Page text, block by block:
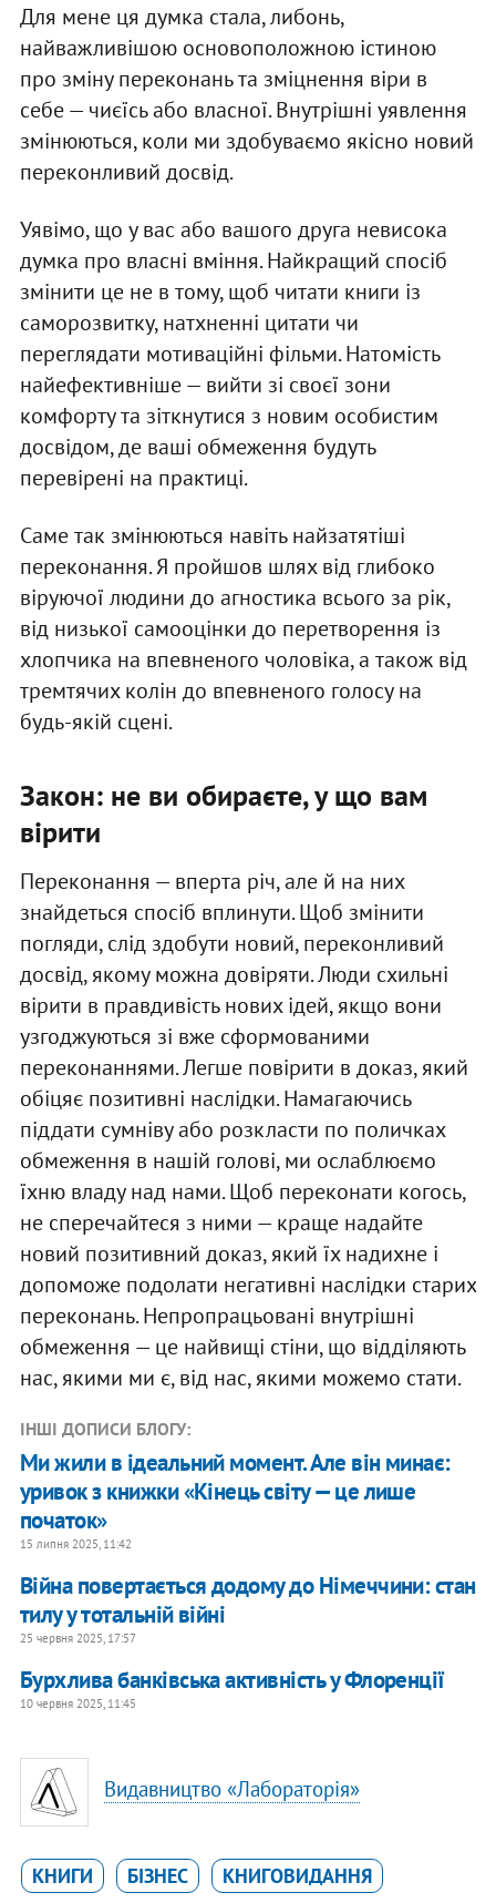
Для мене ця думка стала, либонь,
найважливішою основоположною істиною
про зміну переконань та зміцнення віри в
себе — чиєїсь або власної. Внутрішні уявлення
змінюються, коли ми здобуваємо якісно новий
переконливий досвід.
Уявімо, що у вас або вашого друга невисока
думка про власні вміння. Найкращий спосіб
змінити це не в тому, щоб читати книги із
саморозвитку, натхненні цитати чи
переглядати мотиваційні фільми. Натомість
найефективніше — вийти зі своєї зони
комфорту та зіткнутися з новим особистим
досвідом, де ваші обмеження будуть
перевірені на практиці.
Саме так змінюються навіть найзатятіші
переконання. Я пройшов шлях від глибоко
віруючої людини до агностика всього за рік,
від низької самооцінки до перетворення із
хлопчика на впевненого чоловіка, а також від
тремтячих колін до впевненого голосу на
будь-якій сцені.
Закон: не ви обираєте, у що вам
вірити
Переконання — вперта річ, але й на них
знайдеться спосіб вплинути. Щоб змінити
погляди, слід здобути новий, переконливий
досвід, якому можна довіряти. Люди схильні
вірити в правдивість нових ідей, якщо вони
узгоджуються зі вже сформованими
переконаннями. Легше повірити в доказ, який
обіцяє позитивні наслідки. Намагаючись
піддати сумніву або розкласти по поличках
обмеження в нашій голові, ми ослаблюємо
їхню владу над нами. Щоб переконати когось,
не сперечайтеся з ними — краще надайте
новий позитивний доказ, який їх надихне і
допоможе подолати негативні наслідки старих
переконань. Непропрацьовані внутрішні
обмеження — це найвищі стіни, що відділяють
нас, якими ми є, від нас, якими можемо стати.
ІНШІ ДОПИСИ БЛОГУ:
Ми жили в ідеальний момент. Але він минає:
уривок з книжки «Кінець світу — це лише
початок»
15 липня 2025, 11:42
Війна повертається додому до Німеччини: стан
тилу у тотальній війні
25 червня 2025, 17:57
Бурхлива банківська активність у Флоренції
10 червня 2025, 11:45
Видавництво «Лабораторія»
КНИГИ БІЗНЕС КНИГОВИДАННЯ